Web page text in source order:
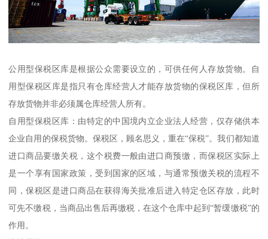
公用型保税区库是根据公众需要设立的，可供任何人存放货物。自
用型保税区库是指只有仓库经营人才能存放货物的保税区库，但所
存放货物并非必须属仓库经营人所有。
自用型保税区库：由特定的中国境内立企业法人经营，仅存储供本
企业自用的保税货物。保税区，顾名思义，重在“保税”。我们都知道
进口商品要缴关税，这个税费一般由进口商预缴，而保税区实际上
是一个享有国家政策，受到国家的区域，与通常预缴关税的流程不
同，保税区是进口商品在获得海关批准后进入特定仓区存放，此时
可先不缴税，当商品出售后再缴税，在这个仓库中起到“暂缓缴税”的
作用。